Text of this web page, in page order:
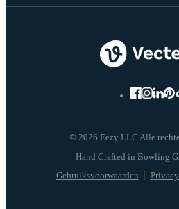
© 2026 Eezy LLC Alle
Gebruiksvoorwaarden